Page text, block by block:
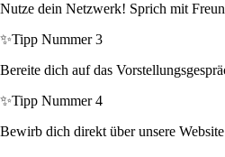
Nutze dein Netzwerk! Sprich mit
✨Tipp Nummer 3
Bereite dich auf das
✨Tipp Nummer 4
Bewirb dich direkt über unsere